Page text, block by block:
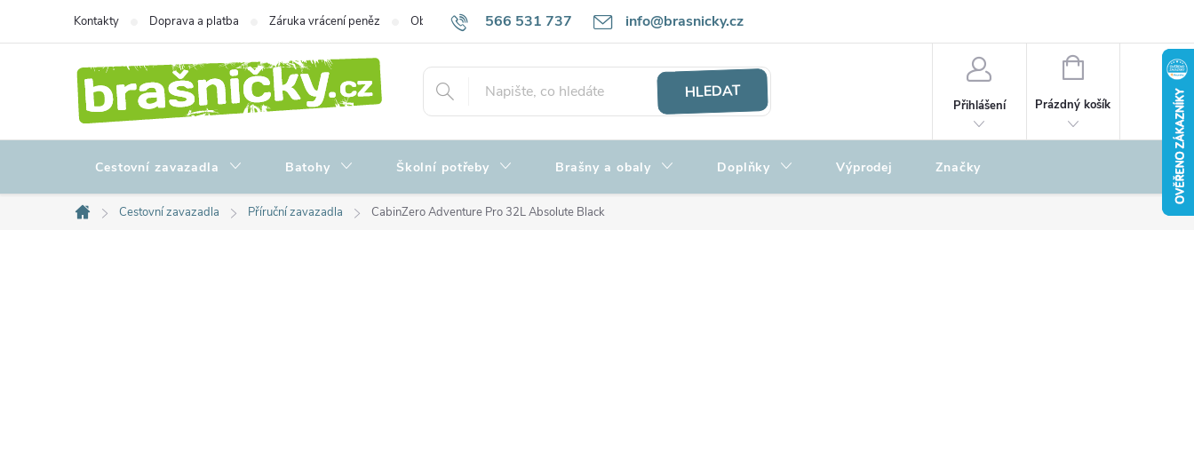
566 531 737 info@brasnicky.cz
Kontakty Doprava a platba Záruka vrácení peněz Obchodní podmínky Zpracování osobních údajů Hodnocení obchodu
HLEDAT
Přihlášení
NÁKUPNÍ
Prázdný košík
Cestovní zavazadla Batohy Školní potřeby Brašny a obaly Doplňky Výprodej Značky
Domů
Cestovní zavazadla Příruční zavazadla CabinZero Adventure Pro 32L Absolute Black